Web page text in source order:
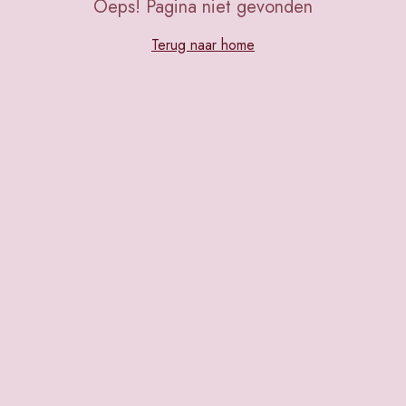
Oeps! Pagina niet gevonden
Terug naar home